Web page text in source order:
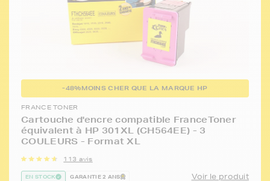
-48%MOINS CHER QUE LA MARQUE HP
FRANCE TONER
Cartouche d'encre compatible FranceToner
équivalent à HP 301XL (CH564EE) - 3
COULEURS - Format XL
113 avis
EN STOCK GARANTIE 2 ANS Voir le produit